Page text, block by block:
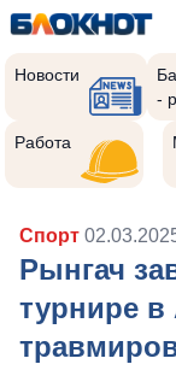
Новости
-
Работа
Спорт
Рынгач
турнире в